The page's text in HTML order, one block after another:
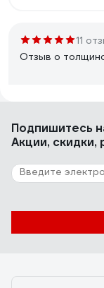
11
Отзыв о
Маленький,
95
Подпишитесь
Акции, скидки,